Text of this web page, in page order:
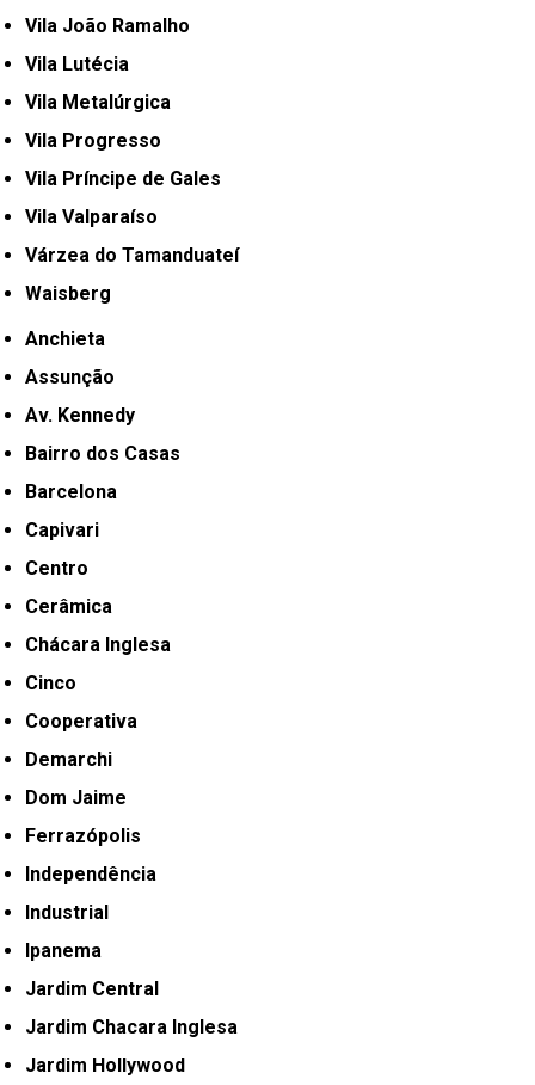
Vila João Ramalho
Vila Lutécia
Vila Metalúrgica
Vila Progresso
Vila Príncipe de Gales
Vila Valparaíso
Várzea do Tamanduateí
Waisberg
Anchieta
Assunção
Av. Kennedy
Bairro dos Casas
Barcelona
Capivari
Centro
Cerâmica
Chácara Inglesa
Cinco
Cooperativa
Demarchi
Dom Jaime
Ferrazópolis
Independência
Industrial
Ipanema
Jardim Central
Jardim Chacara Inglesa
Jardim Hollywood